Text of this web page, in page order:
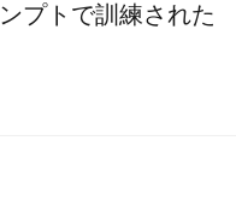
プトで訓練された